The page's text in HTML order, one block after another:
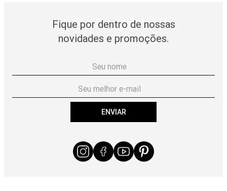
Fique por dentro de nossas
novidades e promoções.
ENVIAR